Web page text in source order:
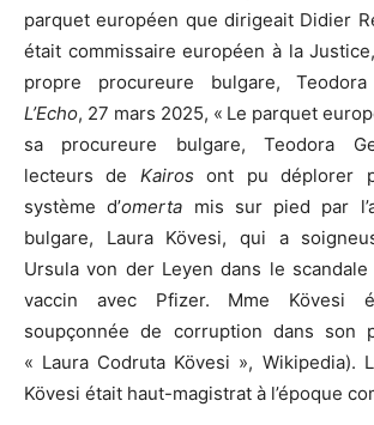
parquet européen que dirigeait Didier
était commissaire européen à la
propre procureure bulgare,
L’Echo, 27 mars 2025, « Le parquet
sa procureure bulgare, Teodora
lecteurs de Kairos ont pu déplorer
système d’omerta mis sur pied par
bulgare, Laura Kövesi, qui a
Ursula von der Leyen dans le
vaccin avec Pfizer. Mme Kövesi
soupçonnée de corruption dans son
« Laura Codruta Kövesi », Wikipedia).
Kövesi était haut-magistrat à l’époque